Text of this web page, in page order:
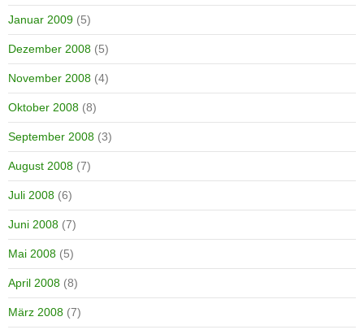
Januar 2009 (5)
Dezember 2008 (5)
November 2008 (4)
Oktober 2008 (8)
September 2008 (3)
August 2008 (7)
Juli 2008 (6)
Juni 2008 (7)
Mai 2008 (5)
April 2008 (8)
März 2008 (7)